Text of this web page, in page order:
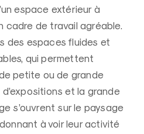
espace extérieur à
cadre de travail agréable.
des espaces fluides et
qui permettent
petite ou de grande
et la grande
s’ouvrent sur le paysage
à voir leur activité